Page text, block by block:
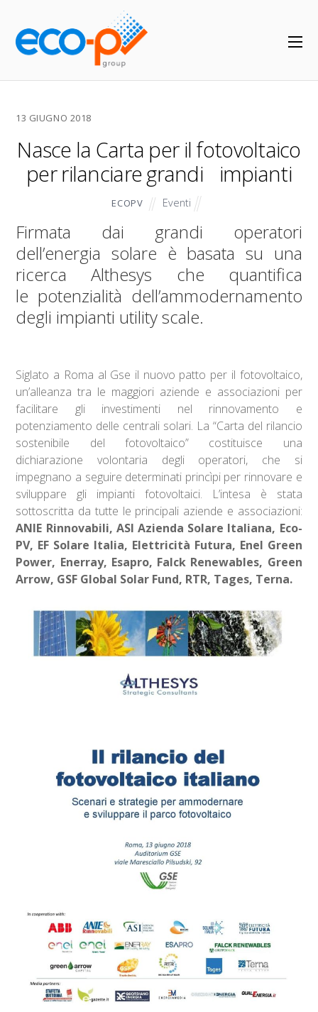
13 GIUGNO 2018
Nasce la Carta per il fotovoltaico
per rilanciare grandi impianti
ECOPV Eventi
Firmata dai grandi operatori
dell’energia solare è basata su una
ricerca Althesys che quantifica
le potenzialità dell’ammodernamento
degli impianti utility scale.
Siglato a Roma al Gse il nuovo patto per il fotovoltaico,
un’alleanza tra le maggiori aziende e associazioni per
facilitare gli investimenti nel rinnovamento e
potenziamento delle centrali solari. La “Carta del rilancio
sostenibile del fotovoltaico” costituisce una
dichiarazione volontaria degli operatori, che si
impegnano a seguire determinati princìpi per rinnovare e
sviluppare gli impianti fotovoltaici. L’intesa è stata
sottoscritta da tutte le principali aziende e associazioni:
ANIE Rinnovabili, ASI Azienda Solare Italiana, Eco-
PV, EF Solare Italia, Elettricità Futura, Enel Green
Power, Enerray, Esapro, Falck Renewables, Green
Arrow, GSF Global Solar Fund, RTR, Tages, Terna.